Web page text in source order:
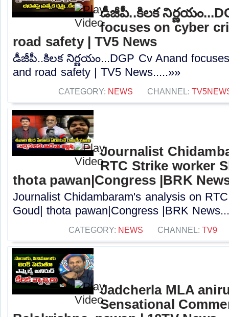
డీజీపీ..కిలక
focuses on cyber
road safety | TV5 News
డీజీపీ..కిలక నిర్ణయం...DGP Cv Anand
and road safety | TV5 News.....»»
CATEGORY: NEWS CHANNEL:
Journalist
RTC Strike worker
thota pawan|Congress |BRK
Journalist Chidambaram's analysis on
Goud| thota pawan|Congress |BRK
CATEGORY: NEWS CHANNEL: TV9
Jadcherla MLA
Sensational